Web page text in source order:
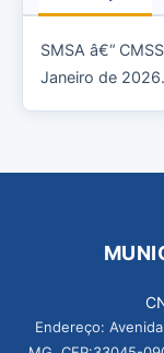
SMSA â€“
Janeiro de 2026.
Endereço: